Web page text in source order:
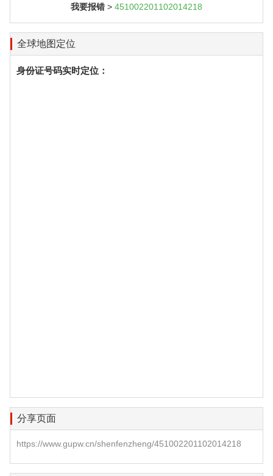
我要报错 > 451002201102014218
全球地图定位
身份证号码实时定位：
分享页面
https://www.gupw.cn/shenfenzheng/451002201102014218